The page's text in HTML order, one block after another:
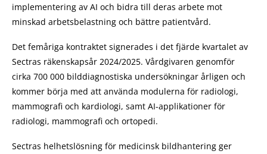
implementering av AI och bidra till deras arbete mot
minskad arbetsbelastning och bättre patientvård.
Det femåriga kontraktet signerades i det fjärde kvartalet av
Sectras räkenskapsår 2024/2025. Vårdgivaren genomför
cirka 700 000 bilddiagnostiska undersökningar årligen och
kommer börja med att använda modulerna för radiologi,
mammografi och kardiologi, samt AI-applikationer för
radiologi, mammografi och ortopedi.
Sectras helhetslösning för medicinsk bildhantering ger